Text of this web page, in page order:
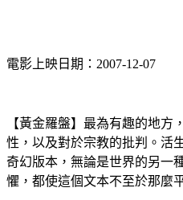
電影上映日期：2007-12-07
【黃金羅盤】最為有趣的地方
性，以及對於宗教的批判。活
奇幻版本，無論是世界的另一
懼，都使這個文本不至於那麼